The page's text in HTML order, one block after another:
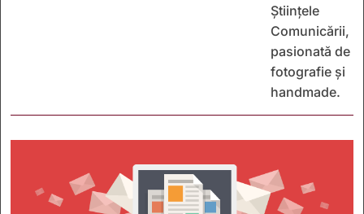
Științele
Comunicării,
pasionată de
fotografie și
handmade.